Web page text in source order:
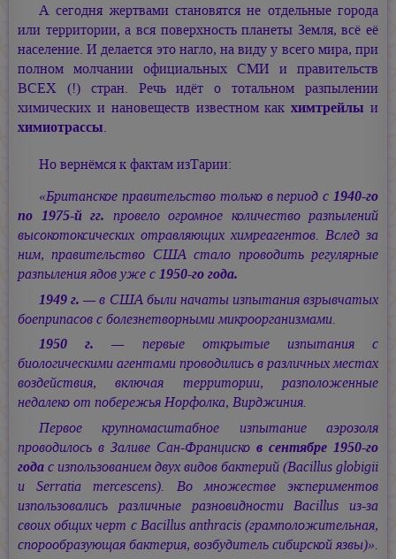
А сегодня жертвами становятся не отдельные города
или территории, а вся поверхность планеты Земля, всё её
население. И делается это нагло, на виду у всего мира, при
полном молчании официальных СМИ и правительств
ВСЕХ (!) стран. Речь идёт о тотальном разпылении
химических и нановеществ известном какхимтрейлы и
химиотрассы.
Но вернёмся к фактам изТарии:
«Британское правительство только в период с 1940-го
по 1975-й гг. провело огромное количество разпылений
высокотоксических отравляющих химреагентов. Вслед за
ним, правительство США стало проводить регулярные
разпыления ядов уже с1950-го года.
1949 г. — в США были начаты изпытания взрывчатых
боеприпасов с болезнетворными микроорганизмами.
1950 г. — первые открытые изпытания с
биологическими агентами проводились в различных местах
воздействия, включая территории, разположенные
недалеко от побережья Норфолка, Вирджиния.
Первое крупномасштабное изпытание аэрозоля
проводилось в Заливе Сан-Франциско в сентябре 1950-го
годас изпользованием двух видов бактерий (Bacillus globigii
и Serratia mercescens). Во множестве экспериментов
изпользовались различные разновидности Bacillus из-за
своих общих черт c Bacillus anthracis (грамположительная,
спорообразующая бактерия, возбудитель сибирской язвы)».